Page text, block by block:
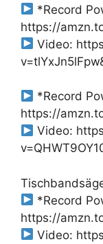
*Record
https://
Video:
*Record
https://
Video:
*Record
https://
Video: